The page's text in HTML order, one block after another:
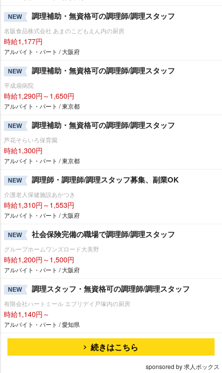
NEW 調理補助・無資格可の調理師/調理スタッフ
名阪食品株式会社 あまのこどもえん内の厨房
時給1,177円
アルバイト・パート / 大阪府
NEW 調理補助・無資格可の調理師/調理スタッフ
平成扇病院
時給1,290円～1,650円
アルバイト・パート / 東京都
NEW 調理補助・無資格可の調理師/調理スタッフ
芦花そらいろ保育園
時給1,300円
アルバイト・パート / 東京都
NEW 調理師・調理師/調理スタッフ募集、副業OK
介護老人保健施設あかつき
時給1,310円～1,553円
アルバイト・パート / 大阪府
NEW 社会保険完備の職場で調理師/調理スタッフ
グループホームワンズロード大美野
時給1,200円～1,500円
アルバイト・パート / 大阪府
NEW 調理スタッフ・無資格可の調理師/調理スタッフ
有限会社ハートミール エブリデイ戸塚内の厨房
時給1,140円～
アルバイト・パート / 愛知県
続きはこちら
sponsored by 求人ボックス